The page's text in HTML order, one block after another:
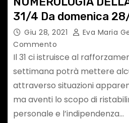
31/4 Da domenica
Giu 28, 2021 Eva Maria
Commento
Il 31 ci istruisce al
settimana potrà mettere
attraverso situazioni
ma aventi lo scopo di
personale e l’indipendenza…